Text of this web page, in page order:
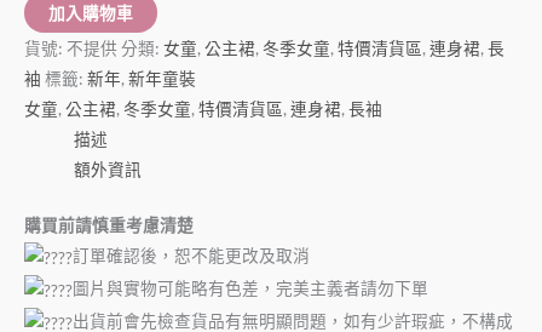
加入購物車
貨號: 不提供 分類: 女童, 公主裙, 冬季女童, 特價清貨區, 連身裙, 長
袖 標籤: 新年, 新年童裝
女童, 公主裙, 冬季女童, 特價清貨區, 連身裙, 長袖
描述
額外資訊
購買前請慎重考慮清楚
訂單確認後，恕不能更改及取消
圖片與實物可能略有色差，完美主義者請勿下單
出貨前會先檢查貨品有無明顯問題，如有少許瑕疵，不構成